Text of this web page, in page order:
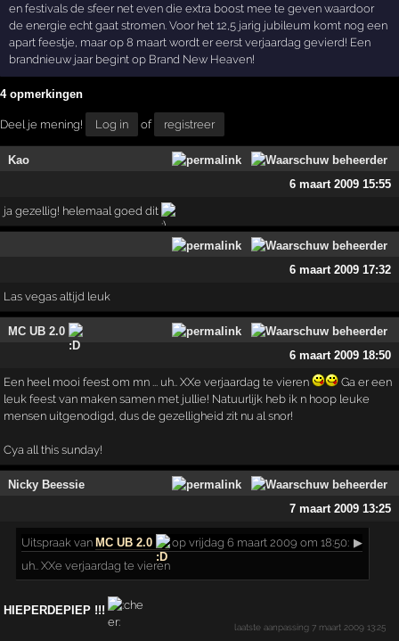
en festivals de sfeer net even die extra boost mee te geven waardoor
de energie echt gaat stromen. Voor het 12,5 jarig jubileum komt nog een
apart feestje, maar op 8 maart wordt er eerst verjaardag gevierd! Een
brandnieuw jaar begint op Brand New Heaven!
4 opmerkingen
Deel je mening! Log in of registreer
Kao
6 maart 2009 15:55
ja gezellig! helemaal goed dit
6 maart 2009 17:32
Las vegas altijd leuk
MC UB 2.0
6 maart 2009 18:50
Een heel mooi feest om mn ... uh.. XXe verjaardag te vieren
Ga er een
leuk feest van maken samen met jullie! Natuurlijk heb ik n hoop leuke
mensen uitgenodigd, dus de gezelligheid zit nu al snor!
Cya all this sunday!
Nicky Beessie
7 maart 2009 13:25
Uitspraak vanMC UB 2.0 op vrijdag 6 maart 2009 om 18:50: ▶
uh.. XXe verjaardag te vieren
HIEPERDEPIEP !!!
laatste aanpassing7 maart 2009 13:25